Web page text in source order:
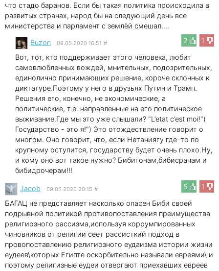
что стадо баранов. Если бы такая политика происходила в
развитых странах, народ бы на следующий день все
министерства и парламент с землёй смешал....
2
1
Buzon 09.05.2020 16:51 #
Вот, тот, кто поддерживает этого человека, любит
самовлюбленных вождей, мнительных, подозрительных,
единолично принимающих решение, короче склонных к
диктатуре.Поэтому у него в друзьях Путин и Трамп.
Решения его, конечно, не экономические, а
политические, т.е. направленные на его политическое
выживание.Где мы это уже слышали? "L’etat c’est moi!"(
Государство - это я!") Это отождествление говорит о
многом. Оно говорит, что, если Нетаниягу где-то по
крупному оступится, государству будет очень плохо.Ну,
и кому оно вот такое нужно? Бибигонам,бибисрачам и
бибидрочерам!!!
5
1
Jacob 09.05.2020 20:15 #
БАГАЦ не представляет насколько опасен Биби своей
подрывной политикой противопоставления преимущества
религиозного рассизма,используя коррумпированных
чиновников от религии сеет рассисткий подход в
провопоставлению религиозного еудаизма истории жизни
еудеев\которых Египте оскорбительно называли евреями\ и
поэтому религизные еудеи отвергают приехавших евреев